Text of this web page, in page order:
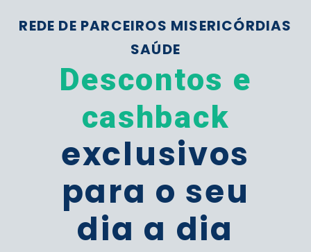
REDE DE PARCEIROS MISERICÓRDIAS
SAÚDE
Descontos e
cashback
exclusivos
para o seu
dia a dia